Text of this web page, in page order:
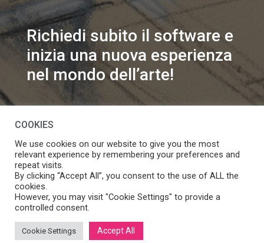
Richiedi subito il software e
inizia una nuova esperienza
nel mondo dell’arte!
Se vuoi modificare le preferenze sul consenso cookie
cliccaManage consent
COOKIES
We use cookies on our website to give you the most
relevant experience by remembering your preferences and
repeat visits.
By clicking “Accept All”, you consent to the use of ALL the
cookies.
However, you may visit "Cookie Settings" to provide a
controlled consent.
Cookie Settings Accept All